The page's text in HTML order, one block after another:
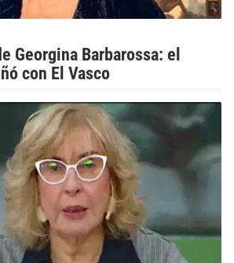
Georgina Barbarossa: el
con El Vasco